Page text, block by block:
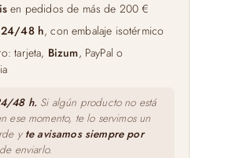
en pedidos de más de 200 €
24/48 h, con embalaje isotérmico
tarjeta, Bizum, PayPal o
48 h. Si algún producto no está
ese momento, te lo servimos un
y te avisamos siempre por
enviarlo.